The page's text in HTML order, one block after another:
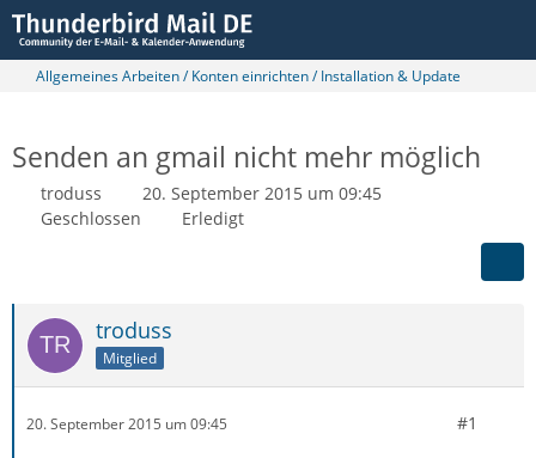
Allgemeines Arbeiten / Konten einrichten / Installation & Update
Senden an gmail nicht mehr möglich
troduss
20. September 2015 um 09:45
Geschlossen
Erledigt
troduss
Mitglied
20. September 2015 um 09:45 #1